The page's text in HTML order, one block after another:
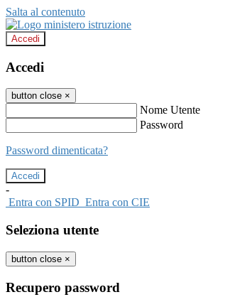
Salta al contenuto
Accedi
Accedi
button close ×
Nome Utente
Password
Password dimenticata?
-
Entra con SPID Entra con CIE
Seleziona utente
button close ×
Recupero password